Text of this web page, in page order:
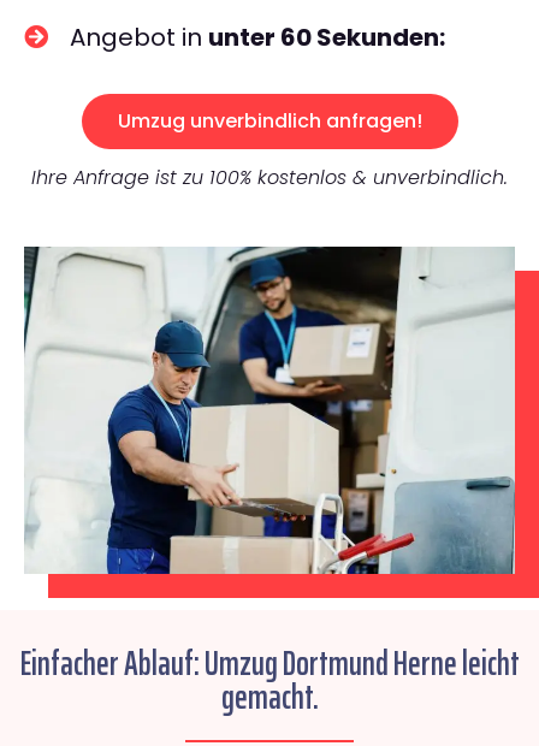
Angebot in unter 60 Sekunden:
Umzug unverbindlich anfragen!
Ihre Anfrage ist zu 100% kostenlos & unverbindlich.
Einfacher Ablauf: Umzug Dortmund Herne leicht
gemacht.